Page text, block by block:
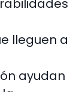
lleguen a
ayudan